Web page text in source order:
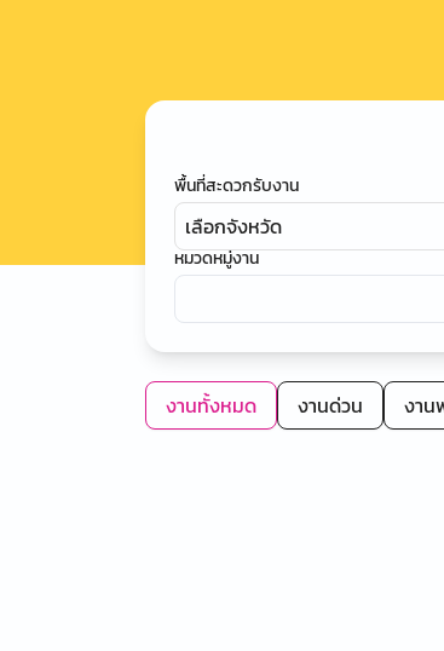
พื้นที่สะดวกรับงาน
เลือกจังหวัด
หมวดหมู่งาน
งานทั้งหมด งานด่วน งาน